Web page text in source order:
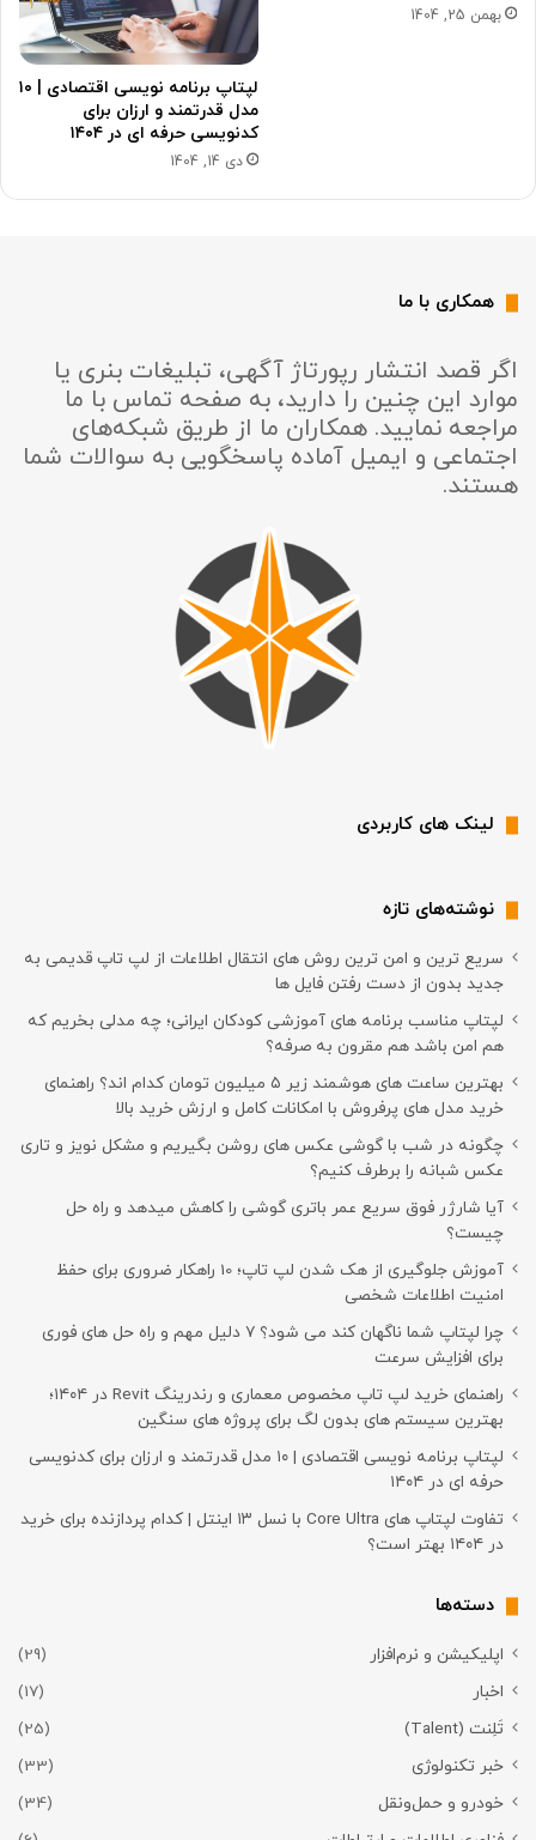
بهمن 25, 1404
لپتاپ برنامه نویسی اقتصادی | ۱۰
مدل قدرتمند و ارزان برای
کدنویسی حرفه ای در ۱۴۰۴
دی 14, 1404
همکاری با ما
اگر قصد انتشار رپورتاژ آگهی، تبلیغات بنری یا
موارد این چنین را دارید، به صفحه تماس با ما
مراجعه نمایید. همکاران ما از طریق شبکه‌های
اجتماعی و ایمیل آماده پاسخگویی به سوالات شما
هستند.
لینک های کاربردی
نوشته‌های تازه
سریع ترین و امن ترین روش های انتقال اطلاعات از لپ تاپ قدیمی به
جدید بدون از دست رفتن فایل ها
لپتاپ مناسب برنامه های آموزشی کودکان ایرانی؛ چه مدلی بخریم که
هم امن باشد هم مقرون به صرفه؟
بهترین ساعت های هوشمند زیر ۵ میلیون تومان کدام اند؟ راهنمای
خرید مدل های پرفروش با امکانات کامل و ارزش خرید بالا
چگونه در شب با گوشی عکس های روشن بگیریم و مشکل نویز و تاری
عکس شبانه را برطرف کنیم؟
آیا شارژر فوق سریع عمر باتری گوشی را کاهش میدهد و راه حل
چیست؟
آموزش جلوگیری از هک شدن لپ تاپ؛ 10 راهکار ضروری برای حفظ
امنیت اطلاعات شخصی
چرا لپتاپ شما ناگهان کند می شود؟ ۷ دلیل مهم و راه حل های فوری
برای افزایش سرعت
راهنمای خرید لپ تاپ مخصوص معماری و رندرینگ Revit در ۱۴۰۴؛
بهترین سیستم های بدون لگ برای پروژه های سنگین
لپتاپ برنامه نویسی اقتصادی | ۱۰ مدل قدرتمند و ارزان برای کدنویسی
حرفه ای در ۱۴۰۴
تفاوت لپتاپ های Core Ultra با نسل ۱۳ اینتل | کدام پردازنده برای خرید
در ۱۴۰۴ بهتر است؟
دسته‌ها
اپلیکیشن و نرم‌افزار
(29)
اخبار
(17)
تَلِنت (Talent)
(25)
خبر تکنولوژی
(33)
خودرو و حمل‌و‌نقل
(34)